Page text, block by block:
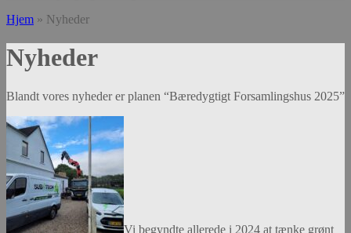
Hjem » Nyheder
Nyheder
Blandt vores nyheder er planen “Bæredygtigt Forsamlingshus 2025”
Vi begyndte allerede i 2024 at tænke grønt